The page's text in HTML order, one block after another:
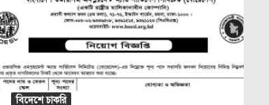
বিদেশে চাকরি